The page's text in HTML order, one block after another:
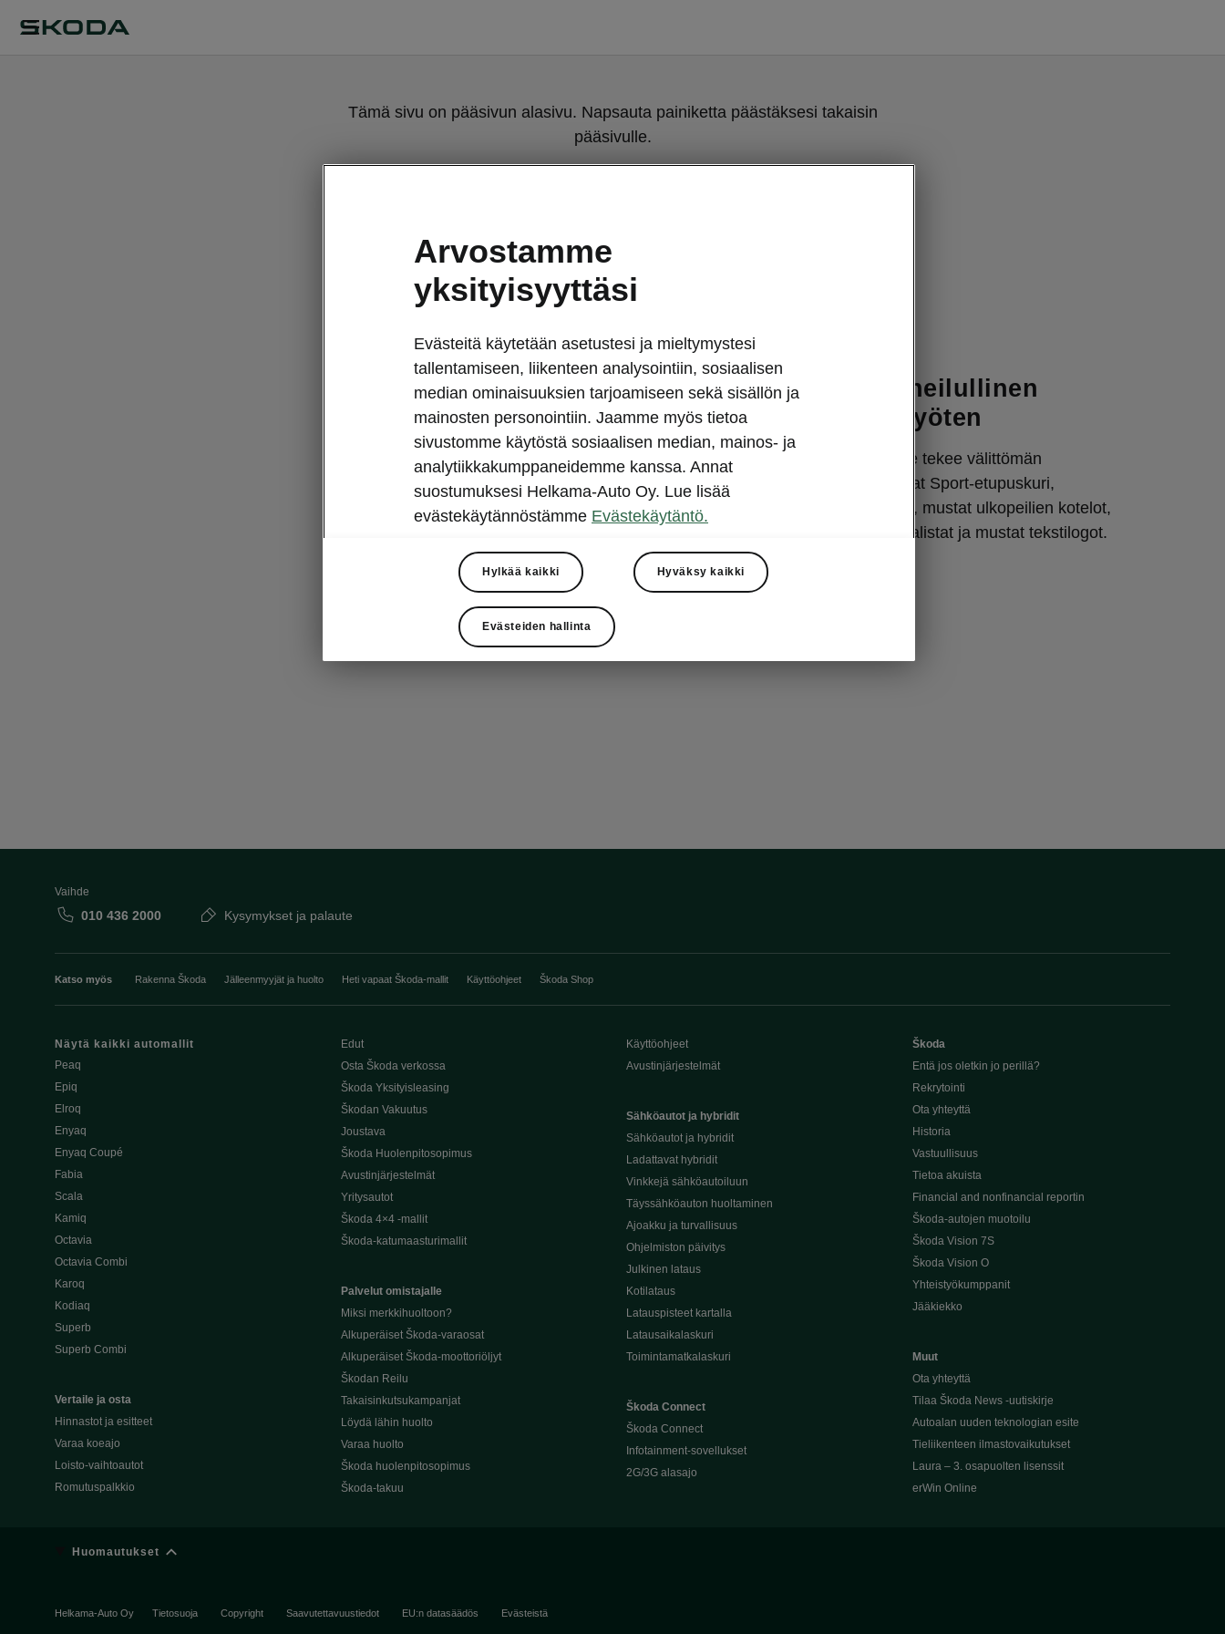
Tämä sivu on pääsivun alasivu. Napsauta painiketta päästäksesi takaisin
pääsivulle.
Luonteeltaan urheilullinen
yksityiskohtia myöten
Elroq Sportlinen rohkea ilme tekee välittömän
vaikutuksen. Kohokohtia ovat Sport-etupuskuri,
Sportline-logo takaluukussa, mustat ulkopeilien kotelot,
mustat sivuikkunoiden reunalistat ja mustat tekstilogot.
Vaihde
010 436 2000 Kysymykset ja palaute
Katso myös Rakenna Škoda Jälleenmyyjät ja huolto Heti vapaat Škoda-mallit Käyttöohjeet Škoda Shop
Näytä kaikki automallit
Peaq
Epiq
Elroq
Enyaq
Enyaq Coupé
Fabia
Scala
Kamiq
Octavia
Octavia Combi
Karoq
Kodiaq
Superb
Superb Combi
Vertaile ja osta
Hinnastot ja esitteet
Varaa koeajo
Loisto-vaihtoautot
Romutuspalkkio
Edut
Osta Škoda verkossa
Škoda Yksityisleasing
Škodan Vakuutus
Joustava
Škoda Huolenpitosopimus
Avustinjärjestelmät
Yritysautot
Škoda 4×4 -mallit
Škoda-katumaasturimallit
Palvelut omistajalle
Miksi merkkihuoltoon?
Alkuperäiset Škoda-varaosat
Alkuperäiset Škoda-moottoriöljyt
Škodan Reilu
Takaisinkutsukampanjat
Löydä lähin huolto
Varaa huolto
Škoda huolenpitosopimus
Škoda-takuu
Käyttöohjeet
Avustinjärjestelmät
Sähköautot ja hybridit
Sähköautot ja hybridit
Ladattavat hybridit
Vinkkejä sähköautoiluun
Täyssähköauton huoltaminen
Ajoakku ja turvallisuus
Ohjelmiston päivitys
Julkinen lataus
Kotilataus
Latauspisteet kartalla
Latausaikalaskuri
Toimintamatkalaskuri
Škoda Connect
Škoda Connect
Infotainment-sovellukset
2G/3G alasajo
Škoda
Entä jos oletkin jo perillä?
Rekrytointi
Ota yhteyttä
Historia
Vastuullisuus
Tietoa akuista
Financial and nonfinancial reportin
Škoda-autojen muotoilu
Škoda Vision 7S
Škoda Vision O
Yhteistyökumppanit
Jääkiekko
Muut
Ota yhteyttä
Tilaa Škoda News -uutiskirje
Autoalan uuden teknologian esite
Tieliikenteen ilmastovaikutukset
Laura – 3. osapuolten lisenssit
erWin Online
Huomautukset
Helkama-Auto Oy Tietosuoja Copyright Saavutettavuustiedot EU:n datasäädös Evästeistä
Arvostamme
yksityisyyttäsi
Evästeitä käytetään asetustesi ja mieltymystesi
tallentamiseen, liikenteen analysointiin, sosiaalisen
median ominaisuuksien tarjoamiseen sekä sisällön ja
mainosten personointiin. Jaamme myös tietoa
sivustomme käytöstä sosiaalisen median, mainos- ja
analytiikkakumppaneidemme kanssa. Annat
suostumuksesi Helkama-Auto Oy. Lue lisää
evästekäytännöstämme Evästekäytäntö.
Hylkää kaikki Hyväksy kaikki
Evästeiden hallinta